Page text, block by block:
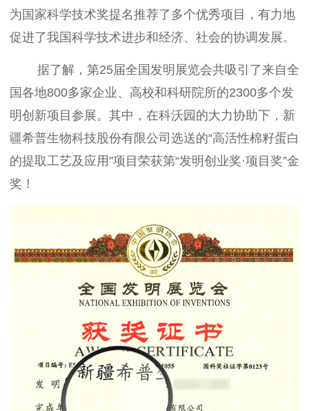
为国家科学技术奖提名推荐了多个优秀项目，有力地
促进了我国科学技术进步和经济、社会的协调发展。
据了解，第25届全国发明展览会共吸引了来自全
国各地800多家企业、高校和科研院所的2300多个发
明创新项目参展。其中，在科沃园的大力协助下，新
疆希普生物科技股份有限公司选送的“高活性棉籽蛋白
的提取工艺及应用”项目荣获第“发明创业奖·项目奖”金
奖！